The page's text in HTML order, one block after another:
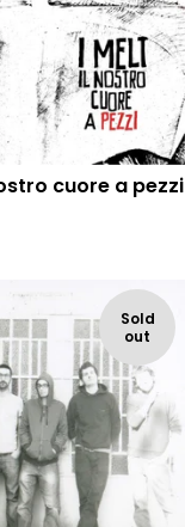
cuore a pezzi
Sold
out